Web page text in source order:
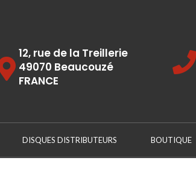
12, rue de la Treillerie
49070 Beaucouzé
FRANCE
DISQUES DISTRIBUTEURS BOUTIQUE